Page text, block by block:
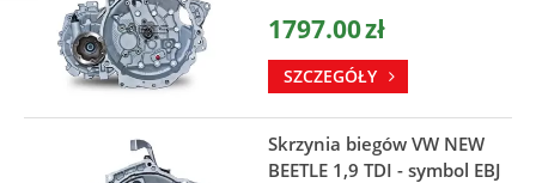
1797.00zł
SZCZEGÓŁY
Skrzynia biegów VW NEW
BEETLE 1,9 TDI - symbol EBJ